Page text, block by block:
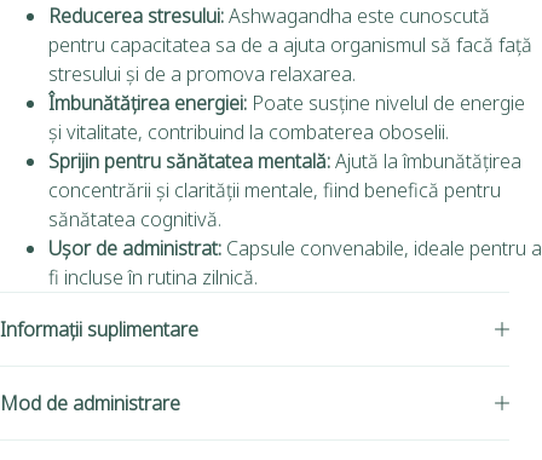
Reducerea stresului:Ashwagandha este cunoscută
pentru capacitatea sa de a ajuta organismul să facă față
stresului și de a promova relaxarea.
Îmbunătățirea energiei: Poate susține nivelul de energie
și vitalitate, contribuind la combaterea oboselii.
Sprijin pentru sănătatea mentală:Ajută la îmbunătățirea
concentrării și clarității mentale, fiind benefică pentru
sănătatea cognitivă.
Ușor de administrat: Capsule convenabile, ideale pentru a
fi incluse în rutina zilnică.
Informații suplimentare
Mod de administrare